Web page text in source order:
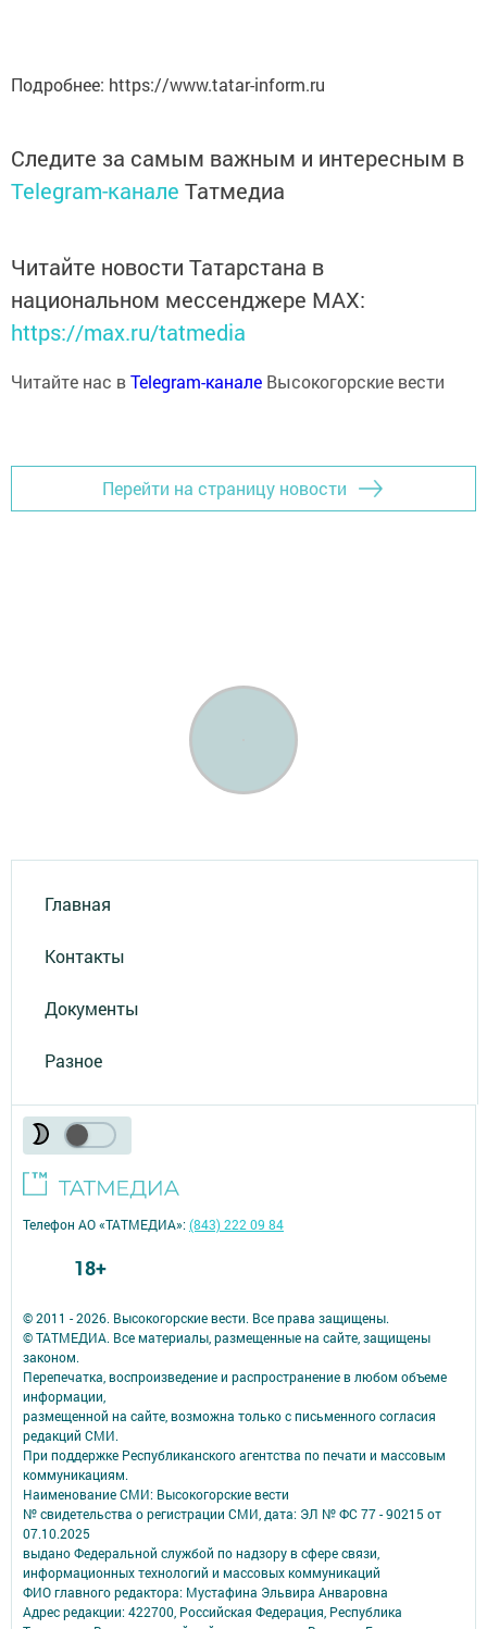
Подробнее: https://www.tatar-inform.ru
Следите за самым важным и интересным в
Telegram-канале Татмедиа
Читайте новости Татарстана в
национальном мессенджере MАХ:
https://max.ru/tatmedia
Читайте нас вTelegram-канале Высокогорские вести
Перейти на страницу новости
Главная
Контакты
Документы
Разное
© 2011 - 2026. Высокогорские вести. Все права защищены.
© ТАТМЕДИА. Все материалы, размещенные на сайте, защищены
законом.
Перепечатка, воспроизведение и распространение в любом объеме
информации,
размещенной на сайте, возможна только с письменного согласия
редакций СМИ.
При поддержке Республиканского агентства по печати и массовым
коммуникациям.
Наименование СМИ: Высокогорские вести
№ свидетельства о регистрации СМИ, дата: ЭЛ № ФС 77 - 90215 от
07.10.2025
выдано Федеральной службой по надзору в сфере связи,
информационных технологий и массовых коммуникаций
ФИО главного редактора: Мустафина Эльвира Анваровна
Адрес редакции: 422700, Российская Федерация, Республика
Телефон АО «ТАТМЕДИА»:(843) 222 09 84
18+